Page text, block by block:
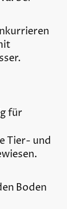
für
Tier- und
Boden